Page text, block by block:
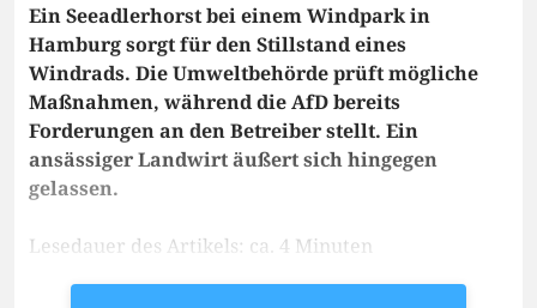
Ein Seeadlerhorst bei einem Windpark in
Hamburg sorgt für den Stillstand eines
Windrads. Die Umweltbehörde prüft mögliche
Maßnahmen, während die AfD bereits
Forderungen an den Betreiber stellt. Ein
ansässiger Landwirt äußert sich hingegen
gelassen.
Lesedauer des Artikels: ca. 4 Minuten